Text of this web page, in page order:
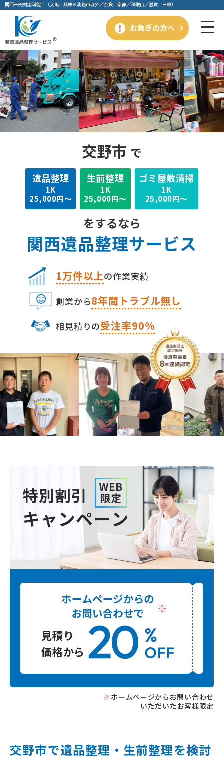
関⻄⼀円対応可能！（⼤阪／兵庫※淡路市以外／奈良／京都／和歌⼭／滋賀／三重）
お急ぎの方へ
大阪府交野市の遺品整理・生前整理の専門業者
交野市 で
遺品整理
1K
25,000円～
⽣前整理
1K
25,000円～
ゴミ屋敷清掃
1K
25,000円～
をするなら
関⻄遺品整理サービス
1万件以上の作業実績
創業から8年間トラブル無し
相⾒積りの受注率90%
※ ホームページからお問い合わせ
いただいたお客様限定
交野市で遺品整理‧⽣前整理を検討